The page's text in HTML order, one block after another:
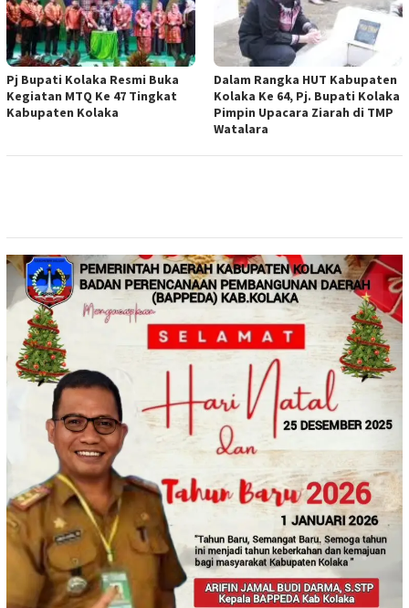
Pj Bupati Kolaka Resmi Buka
Kegiatan MTQ Ke 47 Tingkat
Kabupaten Kolaka
Dalam Rangka HUT Kabupaten
Kolaka Ke 64, Pj. Bupati Kolaka
Pimpin Upacara Ziarah di TMP
Watalara